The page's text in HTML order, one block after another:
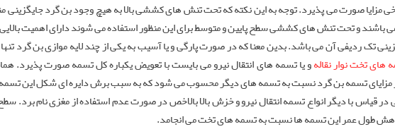
مزایا صورت می پذیرد. توجه به این نکته که تحت تنش های کششی بالا به هیچ وجود بن گرد جایگزینی
باشند و تحت تنش های کششی سطح پایین و متوسط برای این منظور استفاده می شوند دارای اهمیت
تک ردیفی آن می باشد. بدین معنا که در صورت پارگی و یا آسیب به یکی از چند لایه موازی بن گرد
های تخت نوار نقالهو یا تسمه های انتقال نیرو می بایست با تعویض یکباره کل تسمه صورت پذیرد.
مزایای تسمه بن گرد نسبت به تسمه های دیگر محسوب می شود که به سبب برش دایره ای شکل این
قیاس با دیگر انواع تسمه انتقال نیرو و خزش بالا بالاخص در صورت عدم استفاده از مغزی نام برد.
طول عمر این تسمه ها نسبت به تسمه های تخت می انجامد.